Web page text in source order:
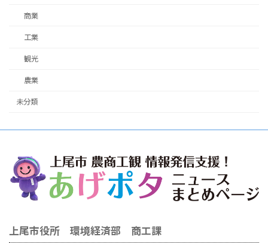
商業
工業
観光
農業
未分類
上尾市役所 環境経済部 商工課